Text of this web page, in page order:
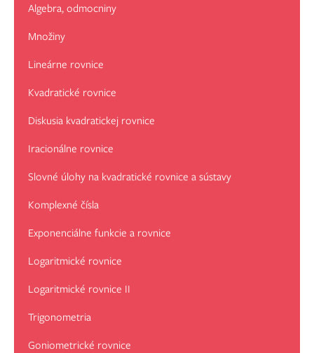
Algebra, odmocniny
Množiny
Lineárne rovnice
Kvadratické rovnice
Diskusia kvadratickej rovnice
Iracionálne rovnice
Slovné úlohy na kvadratické rovnice a sústavy
Komplexné čísla
Exponenciálne funkcie a rovnice
Logaritmické rovnice
Logaritmické rovnice II
Trigonometria
Goniometrické rovnice